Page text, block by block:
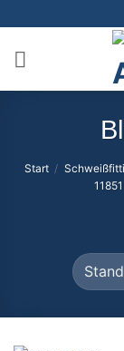
Inhalt
springen
Start /
11851